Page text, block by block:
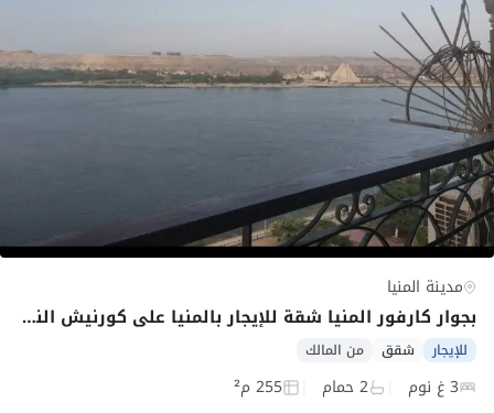
مدينة المنيا
بجوار كارفور المنيا شقة للإيجار بالمنيا على كورنيش النيل مباشرة لأصحاب الذوق الرفيع
للإيجار شقق من المالك
3 غ نوم 2 حمام 255 م²